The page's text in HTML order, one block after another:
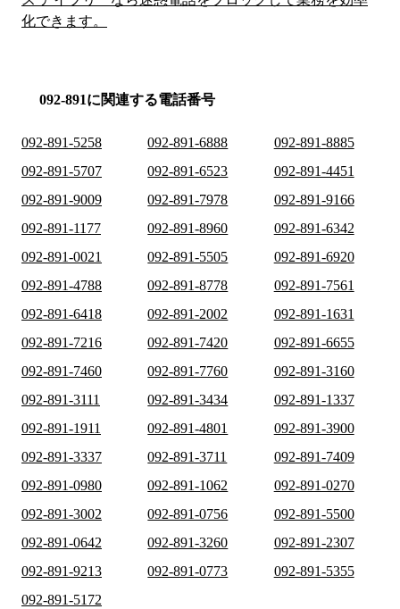
化できます。
092-891に関連する電話番号
092-891-5258 092-891-6888
092-891-8885
092-891-5707
092-891-6523
092-891-4451
092-891-9009
092-891-7978
092-891-9166
092-891-1177
092-891-8960
092-891-6342
092-891-0021
092-891-5505
092-891-6920
092-891-4788
092-891-8778
092-891-7561
092-891-6418
092-891-2002
092-891-1631
092-891-7216
092-891-7420
092-891-6655
092-891-7460
092-891-7760
092-891-3160
092-891-3111
092-891-3434
092-891-1337
092-891-1911
092-891-4801
092-891-3900
092-891-3337
092-891-3711
092-891-7409
092-891-0980
092-891-1062
092-891-0270
092-891-3002
092-891-0756
092-891-5500
092-891-0642
092-891-3260
092-891-2307
092-891-9213
092-891-0773
092-891-5355
092-891-5172